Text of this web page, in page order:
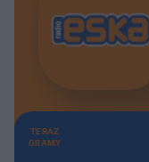
TERAZ
GRAMY